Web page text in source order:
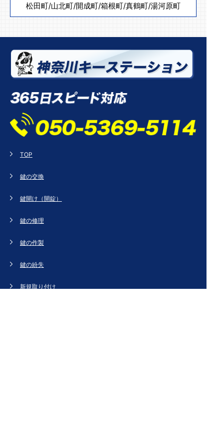
松田町/山北町/開成町/箱根町/真鶴町/湯河原町
TOP
鍵の交換
鍵開け（開錠）
鍵の修理
鍵の作製
鍵の紛失
新規取り付け